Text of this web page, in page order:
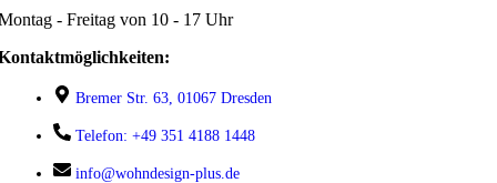
- Freitag von 10 - 17 Uhr
Bremer Str. 63, 01067 Dresden
Telefon: +49 351 4188 1448
info@wohndesign-plus.de